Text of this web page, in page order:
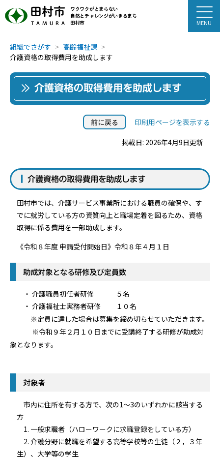
田村市
TAMURA
ワクワクがとまらない
自然とチャレンジがいきるまち
田村市
組織でさがす
高齢福祉課
介護資格の取得費用を助成します
介護資格の取得費用を助成します
前に戻る 印刷用ページを表示する
掲載日: 2026年4月9日更新
介護資格の取得費用を助成します
田村市では、介護サービス事業所における職員の確保や、す
でに就労している方の資質向上と職場定着を図るため、資格
取得に係る費用を一部助成します。
《令和８年度 申請受付開始日》令和８年４月１日
助成対象となる研修及び定員数
・ 介護職員初任者研修 ５名
・ 介護福祉士実務者研修 １０名
※定員に達した場合は募集を締め切らせていただきます。
※令和９年２月１０日までに受講終了する研修が助成対
象となります。
対象者
市内に住所を有する方で、次の1～3のいずれかに該当する
方
1. 一般求職者（ハローワークに求職登録をしている方）
2. 介護分野に就職を希望する高等学校等の生徒（２，３年
生）、大学等の学生